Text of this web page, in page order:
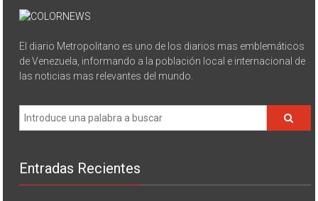
El diario Metropolitano es uno de los diarios mas emblemáticos
de Venezuela, informando a la población local e internacional de
las noticias mas relevantes del mundo.
Entradas Recientes